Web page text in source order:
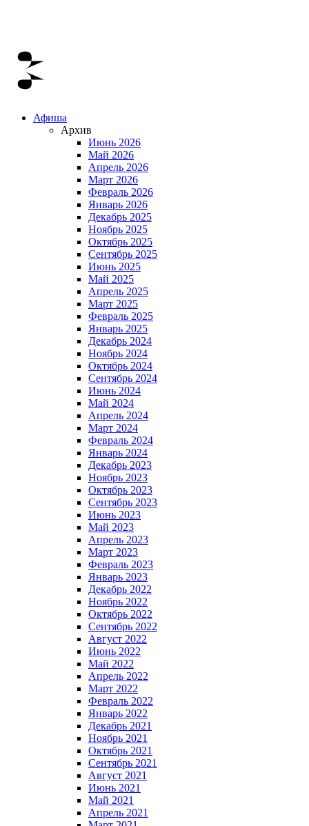
Афиша
Архив
Июнь 2026
Май 2026
Апрель 2026
Март 2026
Февраль 2026
Январь 2026
Декабрь 2025
Ноябрь 2025
Октябрь 2025
Сентябрь 2025
Июнь 2025
Май 2025
Апрель 2025
Март 2025
Февраль 2025
Январь 2025
Декабрь 2024
Ноябрь 2024
Октябрь 2024
Сентябрь 2024
Июнь 2024
Май 2024
Апрель 2024
Март 2024
Февраль 2024
Январь 2024
Декабрь 2023
Ноябрь 2023
Октябрь 2023
Сентябрь 2023
Июнь 2023
Май 2023
Апрель 2023
Март 2023
Февраль 2023
Январь 2023
Декабрь 2022
Ноябрь 2022
Октябрь 2022
Сентябрь 2022
Август 2022
Июнь 2022
Май 2022
Апрель 2022
Март 2022
Февраль 2022
Январь 2022
Декабрь 2021
Ноябрь 2021
Октябрь 2021
Сентябрь 2021
Август 2021
Июнь 2021
Май 2021
Апрель 2021